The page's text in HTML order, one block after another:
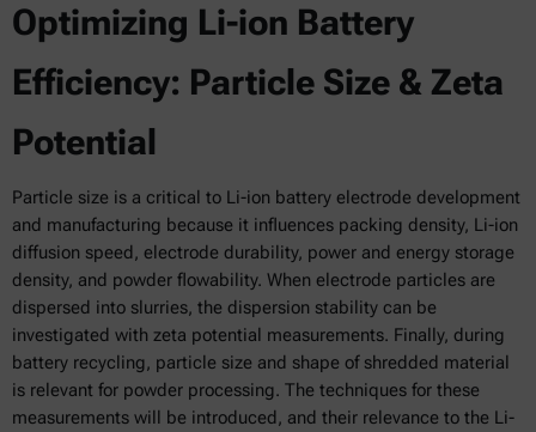
Optimizing Li-ion Battery
Efficiency: Particle Size & Zeta
Potential
Particle size is a critical to Li-ion battery electrode development
and manufacturing because it influences packing density, Li-ion
diffusion speed, electrode durability, power and energy storage
density, and powder flowability. When electrode particles are
dispersed into slurries, the dispersion stability can be
investigated with zeta potential measurements. Finally, during
battery recycling, particle size and shape of shredded material
is relevant for powder processing. The techniques for these
measurements will be introduced, and their relevance to the Li-